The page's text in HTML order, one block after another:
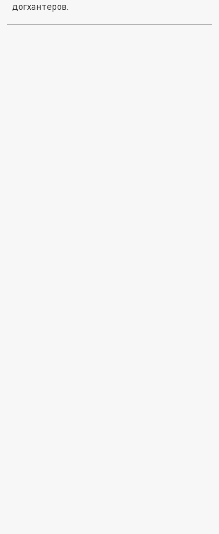
догхантеров.